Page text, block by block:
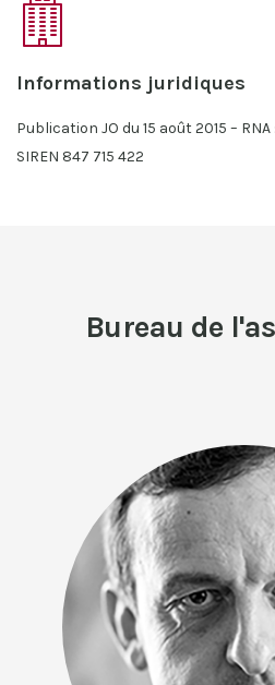
Informations juridiques
Publication JO du 15 août 2015 –
SIREN 847 715 422
Bureau de